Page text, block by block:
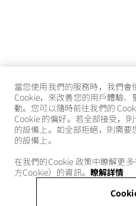
當您使用我們的服務時，我們會
Cookie，來改善您的用戶體驗
動。您可以隨時前往我們的
Cookie 的偏好。若全部接受，
的設備上。如全部拒絕，則需
的設備上。
在我們的Cookie 政策中瞭解更
方Cookie）的資訊。 瞭解詳情